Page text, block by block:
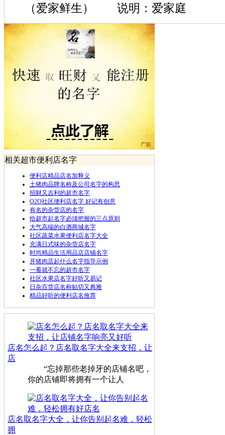
（爱家鲜生） 说明：爱家庭
相关超市便利店名字
便利店精品店名加释义
土猪肉品牌名称及公司名字的构思
招财又吉利的超市名字
O2O社区便利店名字 好记有创意
有名的杂货店的名字
给超市起名字必须把握的三点原则
大气高端的白酒商城名字
社区蔬菜水果便利店名字大全
充满日式味的杂货店名字
时尚精品生活用品店店铺名字
开猪肉店起什么名字指导示例
一看就不忘的超市名字
社区水果店名字好听又易记
日杂百货店名称贴切又典雅
精品好听的便利店名推荐
店名怎么起？店名取名字大全来支招，让
店
“忘掉那些老掉牙的店铺名吧，
你的店铺即将拥有一个让人
店名取名字大全，让你告别起名难，轻松
拥